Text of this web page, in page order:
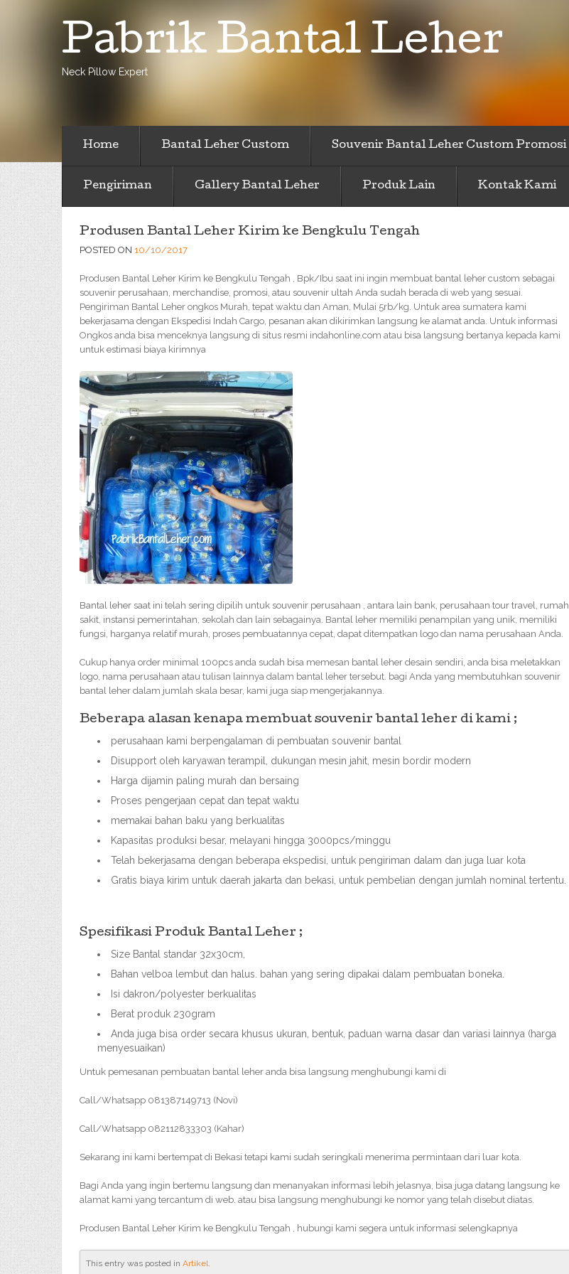
Pabrik Bantal Leher
Neck Pillow Expert
Home Bantal Leher Custom Souvenir Bantal Leher Custom Promosi
Pengiriman Gallery Bantal Leher Produk Lain Kontak Kami
Produsen Bantal Leher Kirim ke Bengkulu Tengah
POSTED ON 10/10/2017
Produsen Bantal Leher Kirim ke Bengkulu Tengah , Bpk/Ibu saat ini ingin membuat bantal leher custom sebagai
souvenir perusahaan, merchandise, promosi, atau souvenir ultah Anda sudah berada di web yang sesuai.
Pengiriman Bantal Leher ongkos Murah, tepat waktu dan Aman, Mulai 5rb/kg. Untuk area sumatera kami
bekerjasama dengan Ekspedisi Indah Cargo, pesanan akan dikirimkan langsung ke alamat anda. Untuk informasi
Ongkos anda bisa menceknya langsung di situs resmi indahonline.com atau bisa langsung bertanya kepada kami
untuk estimasi biaya kirimnya
Bantal leher saat ini telah sering dipilih untuk souvenir perusahaan , antara lain bank, perusahaan tour travel, rumah
sakit, instansi pemerintahan, sekolah dan lain sebagainya. Bantal leher memiliki penampilan yang unik, memiliki
fungsi, harganya relatif murah, proses pembuatannya cepat, dapat ditempatkan logo dan nama perusahaan Anda.
Cukup hanya order minimal 100pcs anda sudah bisa memesan bantal leher desain sendiri, anda bisa meletakkan
logo, nama perusahaan atau tulisan lainnya dalam bantal leher tersebut. bagi Anda yang membutuhkan souvenir
bantal leher dalam jumlah skala besar, kami juga siap mengerjakannya.
Beberapa alasan kenapa membuat souvenir bantal leher di kami ;
perusahaan kami berpengalaman di pembuatan souvenir bantal
Disupport oleh karyawan terampil, dukungan mesin jahit, mesin bordir modern
Harga dijamin paling murah dan bersaing
Proses pengerjaan cepat dan tepat waktu
memakai bahan baku yang berkualitas
Kapasitas produksi besar, melayani hingga 3000pcs/minggu
Telah bekerjasama dengan beberapa ekspedisi, untuk pengiriman dalam dan juga luar kota
Gratis biaya kirim untuk daerah jakarta dan bekasi, untuk pembelian dengan jumlah nominal tertentu.
Spesifikasi Produk Bantal Leher ;
Size Bantal standar 32x30cm,
Bahan velboa lembut dan halus. bahan yang sering dipakai dalam pembuatan boneka.
Isi dakron/polyester berkualitas
Berat produk 230gram
Anda juga bisa order secara khusus ukuran, bentuk, paduan warna dasar dan variasi lainnya (harga
menyesuaikan)
Untuk pemesanan pembuatan bantal leher anda bisa langsung menghubungi kami di
Call/Whatsapp 081387149713 (Novi)
Call/Whatsapp 082112833303 (Kahar)
Sekarang ini kami bertempat di Bekasi tetapi kami sudah seringkali menerima permintaan dari luar kota.
Bagi Anda yang ingin bertemu langsung dan menanyakan informasi lebih jelasnya, bisa juga datang langsung ke
alamat kami yang tercantum di web. atau bisa langsung menghubungi ke nomor yang telah disebut diatas.
Produsen Bantal Leher Kirim ke Bengkulu Tengah , hubungi kami segera untuk informasi selengkapnya
This entry was posted in Artikel.